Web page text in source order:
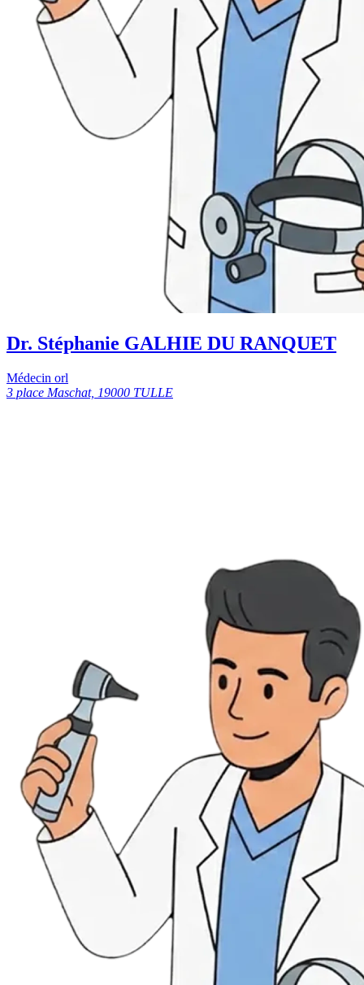
Dr. Stéphanie GALHIE DU RANQUET
Médecin orl
3 place Maschat, 19000 TULLE